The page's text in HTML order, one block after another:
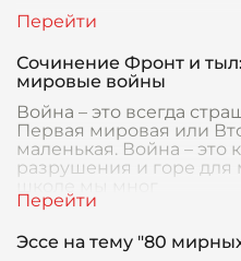
Сочинение Фронт и
мировые войны
Война – это всегда
Первая мировая или
маленькая. Война – это
разрушения и горе
Эссе на тему "80